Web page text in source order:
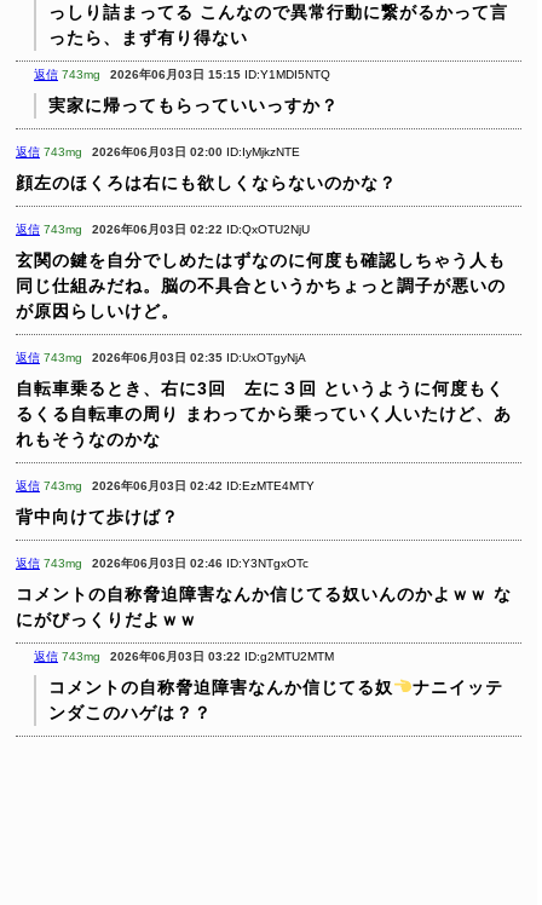
っしり詰まってる こんなので異常行動に繋がるかって言
ったら、まず有り得ない
返信 743mg 2026年06月03日 15:15 ID:Y1MDI5NTQ
実家に帰ってもらっていいっすか？
返信 743mg 2026年06月03日 02:00 ID:IyMjkzNTE
顔左のほくろは右にも欲しくならないのかな？
返信 743mg 2026年06月03日 02:22 ID:QxOTU2NjU
玄関の鍵を自分でしめたはずなのに何度も確認しちゃう人も
同じ仕組みだね。脳の不具合というかちょっと調子が悪いの
が原因らしいけど。
返信 743mg 2026年06月03日 02:35 ID:UxOTgyNjA
自転車乗るとき、右に3回 左に３回
というように何度もく
るくる自転車の周り
まわってから乗っていく人いたけど、あ
れもそうなのかな
返信 743mg 2026年06月03日 02:42 ID:EzMTE4MTY
背中向けて歩けば？
返信 743mg 2026年06月03日 02:46 ID:Y3NTgxOTc
コメントの自称脅迫障害なんか信じてる奴いんのかよｗｗ な
にがびっくりだよｗｗ
返信 743mg 2026年06月03日 03:22 ID:g2MTU2MTM
コメントの自称脅迫障害なんか信じてる奴
ナニイッテ
ンダこのハゲは？？